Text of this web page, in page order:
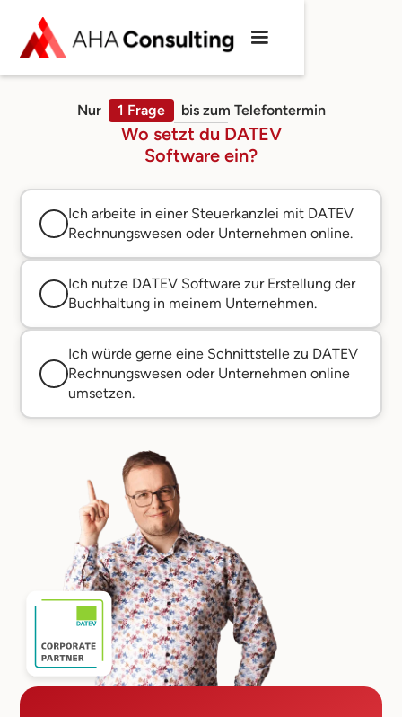
Nur 1 Frage bis zum Telefontermin
Wo setzt du DATEV
Software ein?
Ich arbeite in einer Steuerkanzlei mit DATEV
Rechnungswesen oder Unternehmen online.
Ich nutze DATEV Software zur Erstellung der
Buchhaltung in meinem Unternehmen.
Ich würde gerne eine Schnittstelle zu DATEV
Rechnungswesen oder Unternehmen online
umsetzen.